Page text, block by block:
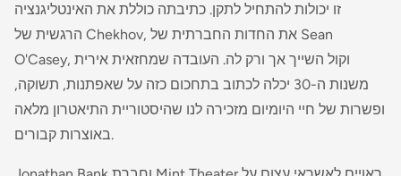
זו יכולות להתחיל לתקן. כתיבתה כוללת את האינטליגנציה
הרגשית של Chekhov, את החדות החברתית של Sean
O'Casey, וקול השייך אך ורק לה. העובדה שמחזאית אירית
משנות ה-30 יכלה לכתוב בתחכום כזה על שאפתנות, תשוקה,
ופשרות של חיי היומיום מזכירה לנו שהיסטוריית התיאטרון מלאה
באוצרות קבורים.